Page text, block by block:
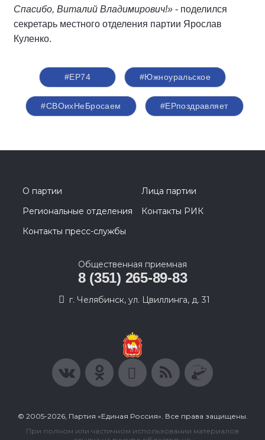
Спасибо, Виталий Владимирович!» - поделился
секретарь местного отделения партии Ярослав
Куленко.
#ЕР74 #Южноуральское
#СВОихНеБросаем #ЕРпоздравляет
О партии
Лица партии
Региональные отделения
Контакты РИК
Контакты пресс-службы
Общественная приемная
8 (351) 265-89-83
г. Челябинск, ул. Цвиллинга, д. 31
© 2005-2026, Партия «Единая Россия». Все права защищены.
При полном или частичном использовании материалов